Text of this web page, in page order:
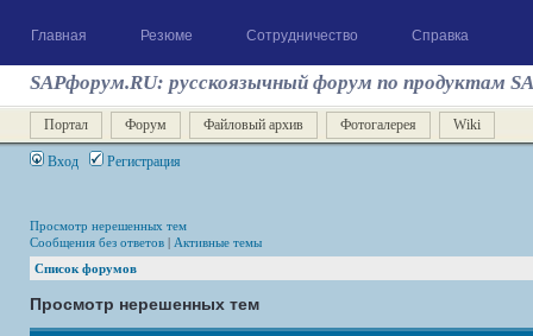
Главная Резюме Сотрудничество Справка
SAPфорум.RU: русскоязычный форум по продуктам
Портал Форум Файловый архив Фотогалерея Wiki
Вход Регистрация
Просмотр нерешенных тем
Сообщения без ответов | Активные темы
Список форумов
Просмотр нерешенных тем